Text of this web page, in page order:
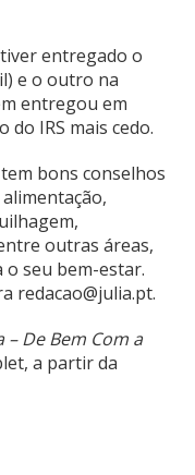
entregado o
e o outro na
entregou em
IRS mais cedo.
bons conselhos
outras áreas,
seu bem-estar.
redacao@julia.pt.
– De Bem Com a
a partir da